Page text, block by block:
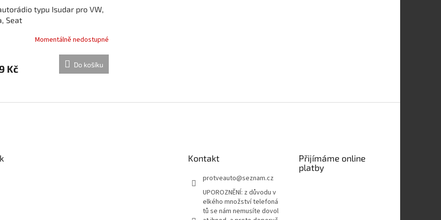
typu Isudar pro VW,
Seat
Momentálně nedostupné
Kč Do košíku
v
Kontakt
protveauto@seznam.cz
UPOROZNĚNÍ: z důvodu v
elkého množství telefoná
tů se nám nemusíte dovol
Přijímáme online
platby